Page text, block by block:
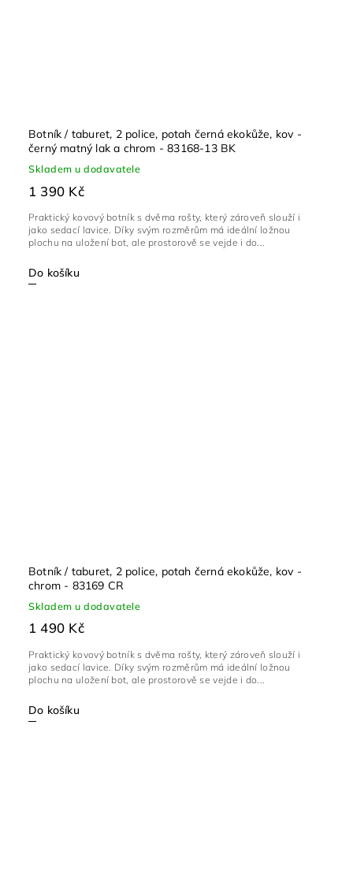
Botník / taburet, 2 police, potah černá ekokůže, kov -
černý matný lak a chrom - 83168-13 BK
Skladem u dodavatele
1 390 Kč
Do košíku
Praktický kovový botník s dvěma rošty, který zároveň slouží i
jako sedací lavice. Díky svým rozměrům má ideální ložnou
plochu na uložení bot, ale prostorově se vejde i do...
Botník / taburet, 2 police, potah černá ekokůže, kov -
chrom - 83169 CR
Skladem u dodavatele
1 490 Kč
Do košíku
Praktický kovový botník s dvěma rošty, který zároveň slouží i
jako sedací lavice. Díky svým rozměrům má ideální ložnou
plochu na uložení bot, ale prostorově se vejde i do...